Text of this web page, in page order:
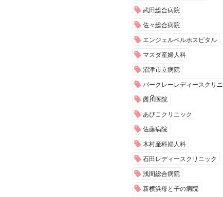
武田総合病院
佐々総合病院
エンジェルベルホスピタル
マスダ産婦人科
沼津市立病院
バークレーレディースクリニ
ック
西川医院
あびこクリニック
佐藤病院
木村産科婦人科
石田レディースクリニック
浅間総合病院
新横浜母と子の病院